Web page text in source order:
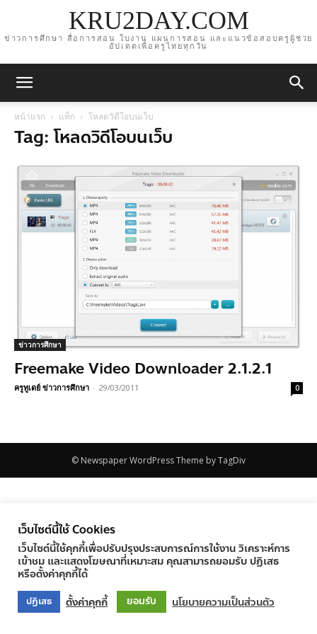
KRU2DAY.COM
ข่าวการศึกษา สื่อการสอน ใบงาน แผนการสอน และแนวข้อสอบครูผู้ช่วย
อัปเดตเพื่อครูไทยทุกวัน
หน้าแรก แท็ก โหลดวิดีโอบนเว็บ
Tag: โหลดวิดีโอบนเว็บ
ข่าวการศึกษา
Freemake Video Downloader 2.1.2.1
ครูทูเดย์ ข่าวการศึกษา - 29/03/2011 0
© Newspaper WordPress Theme by TagDiv
เว็บไซต์นี้ใช้ Cookies
เว็บไซต์นี้ใช้คุกกี้เพื่อปรับปรุงประสบการณ์การใช้งาน วิเคราะห์การ
เข้าชม และแสดงโฆษณาที่เหมาะสม คุณสามารถยอมรับ ปฏิเสธ
หรือตั้งค่าคุกกี้ได้
ปฏิเสธ ตั้งค่าคุกกี้ ยอมรับ นโยบายความเป็นส่วนตัว